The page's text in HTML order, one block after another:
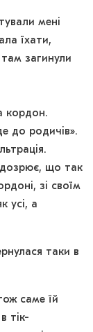
мені
їхати,
загинули
кордон.
до родичів».
що так
зі своїм
усі, а
таки в
саме їй
тік-